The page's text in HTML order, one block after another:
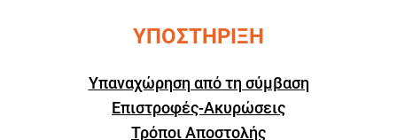
ΥΠΟΣΤΗΡΙΞΗ
Υπαναχώρηση από τη σύμβαση
Επιστροφές-Ακυρώσεις
Τρόποι Αποστολής